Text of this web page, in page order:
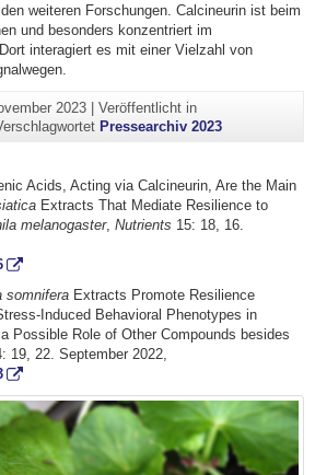
weiteren Forschungen. Calcineurin ist beim
und besonders konzentriert im
interagiert es mit einer Vielzahl von
2023| Veröffentlicht in
Pressearchiv 2023
Acids, Acting via Calcineurin, Are the Main
Extracts That Mediate Resilience to
melanogaster, Nutrients 15: 18, 16.
somnifera Extracts Promote Resilience
Induced Behavioral Phenotypes in
Possible Role of Other Compounds besides
19, 22. September 2022,